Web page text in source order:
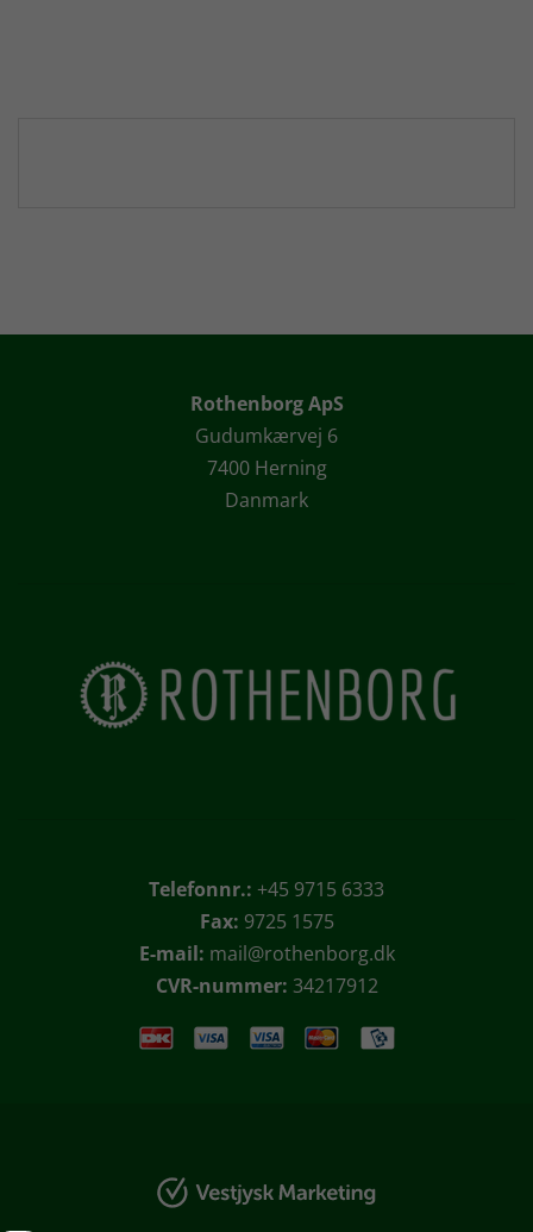
Rothenborg ApS
Gudumkærvej 6
7400 Herning
Danmark
Telefonnr.: +45 9715 6333
Fax: 9725 1575
E-mail: mail@rothenborg.dk
CVR-nummer: 34217912